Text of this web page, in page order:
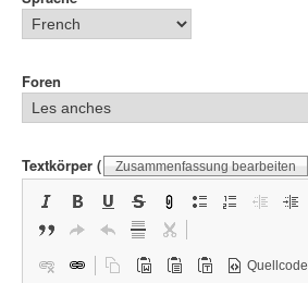
Foren
Textkörper ( Zusammenfassung bearbeiten
Quellcode